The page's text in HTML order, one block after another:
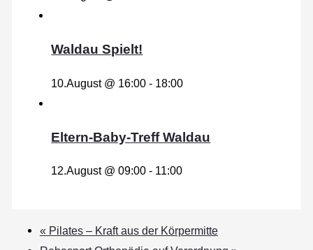
Waldau Spielt!
10.August @ 16:00 - 18:00
Eltern-Baby-Treff Waldau
12.August @ 09:00 - 11:00
« Pilates – Kraft aus der Körpermitte